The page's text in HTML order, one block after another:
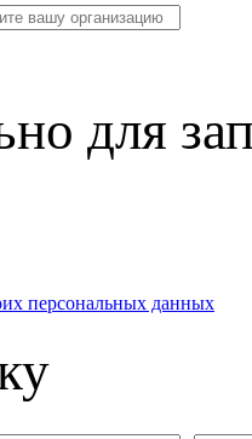
для
персональных данных